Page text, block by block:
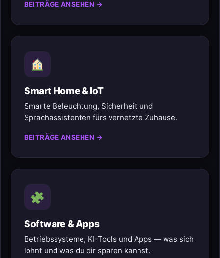
BEITRÄGE ANSEHEN →
Smart Home & IoT
Smarte Beleuchtung, Sicherheit und
Sprachassistenten fürs vernetzte Zuhause.
BEITRÄGE ANSEHEN →
Software & Apps
Betriebssysteme, KI-Tools und Apps — was sich
lohnt und was du dir sparen kannst.